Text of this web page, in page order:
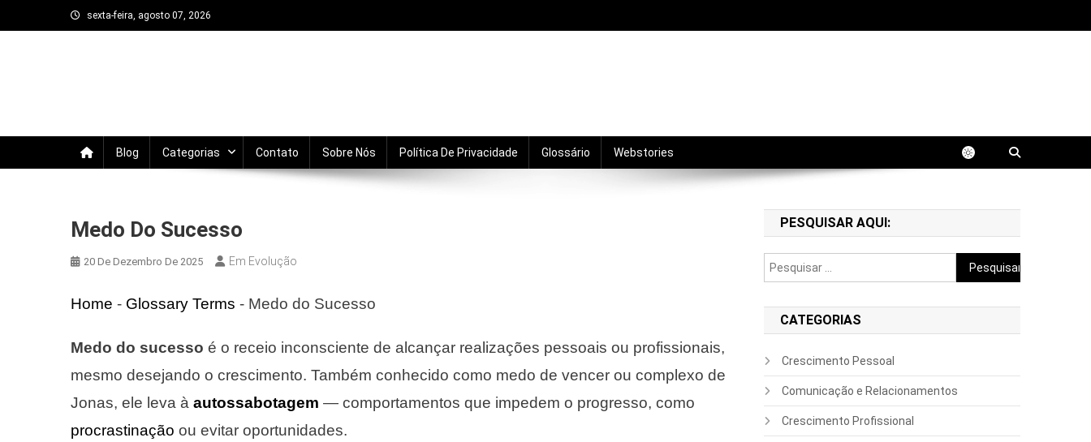
to
sexta-feira, agosto 07, 2026
evoluir todos os dias.
Blog Categorias Contato Sobre Nós Política De Privacidade Glossário Webstories
Medo Do Sucesso
20 De Dezembro De 2025 Em Evolução
Home - Glossary Terms - Medo do Sucesso
Medo do sucesso é o receio inconsciente de alcançar realizações pessoais ou profissionais,
mesmo desejando o crescimento. Também conhecido como medo de vencer ou complexo de
Jonas, ele leva à autossabotagem — comportamentos que impedem o progresso, como
procrastinação ou evitar oportunidades.
PESQUISAR AQUI:
Pesquisar
por:
CATEGORIAS
Crescimento Pessoal
Comunicação e Relacionamentos
Crescimento Profissional